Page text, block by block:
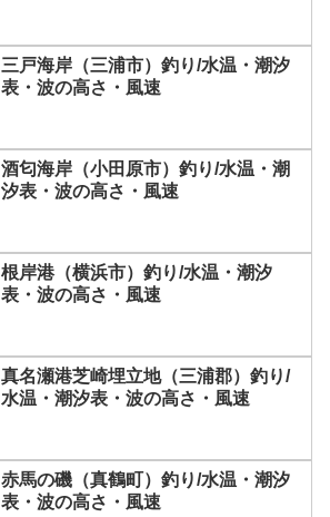
三戸海岸（三浦市）釣り/水温・潮汐
表・波の高さ・風速
酒匂海岸（小田原市）釣り/水温・潮
汐表・波の高さ・風速
根岸港（横浜市）釣り/水温・潮汐
表・波の高さ・風速
真名瀬港芝崎埋立地（三浦郡）釣り/
水温・潮汐表・波の高さ・風速
赤馬の磯（真鶴町）釣り/水温・潮汐
表・波の高さ・風速